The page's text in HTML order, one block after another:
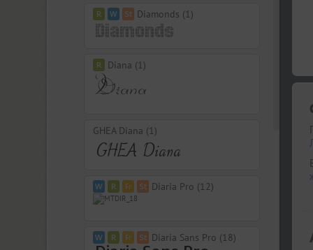
Diamonds (1)
Diana (1)
GHEA Diana (1)
Diaria Pro (12)
Diaria Sans Pro (18)